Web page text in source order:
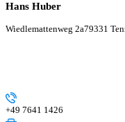
Hans Huber
Wiedlemattenweg 2a79331
+49 7641 1426